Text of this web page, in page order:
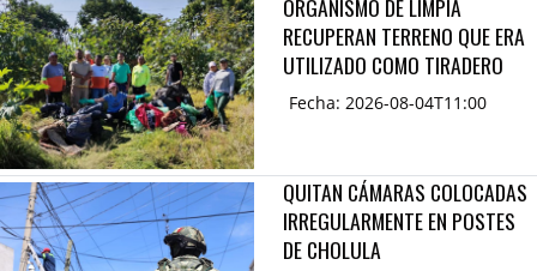
ORGANISMO DE LIMPIA
RECUPERAN TERRENO QUE ERA
UTILIZADO COMO TIRADERO
Fecha: 2026-08-04T11:00
QUITAN CÁMARAS COLOCADAS
IRREGULARMENTE EN POSTES
DE CHOLULA